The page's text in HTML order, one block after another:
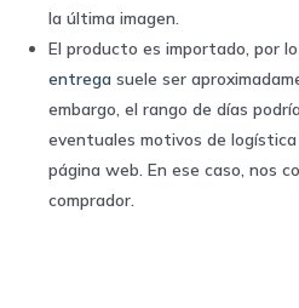
la última imagen.
El producto es importado, por
entrega suele ser
embargo, el rango de días
eventuales motivos de
página web. En ese caso, nos
comprador.